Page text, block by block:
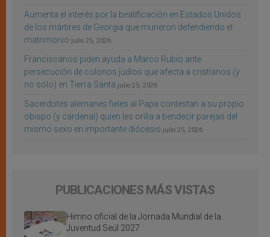
Aumenta el interés por la beatificación en Estados Unidos
de los mártires de Georgia que murieron defendiendo el
matrimonio julio 25, 2026
Franciscanos piden ayuda a Marco Rubio ante
persecución de colonos judíos que afecta a cristianos (y
no sólo) en Tierra Santa julio 25, 2026
Sacerdotes alemanes fieles al Papa contestan a su propio
obispo (y cardenal) quien les orilla a bendecir parejas del
mismo sexo en importante diócesis julio 25, 2026
PUBLICACIONES MÁS VISTAS
Himno oficial de la Jornada Mundial de la
Juventud Seúl 2027